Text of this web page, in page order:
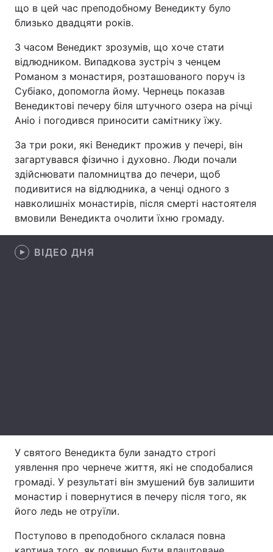
Україна Політика
Спорт Наука
Техно і зв'язок Лайт
Зброя Інциденти
Здоров'я Туризм
Цікавинки Погода
Екологія Регіони
Тема оформлення
що в цей час преподобному Венедикту було
близько двадцяти років.
З часом Венедикт зрозумів, що хоче стати
відлюдником. Випадкова зустріч з ченцем
Романом з монастиря, розташованого поруч із
Субіако, допомогла йому. Чернець показав
Венедиктові печеру біля штучного озера на річці
Аніо і погодився приносити самітнику їжу.
За три роки, які Венедикт прожив у печері, він
загартувався фізично і духовно. Люди почали
здійснювати паломництва до печери, щоб
подивитися на відлюдника, а ченці одного з
навколишніх монастирів, після смерті настоятеля
вмовили Венедикта очолити їхню громаду.
ВІДЕО ДНЯ
У святого Венедикта були занадто строгі
уявлення про чернече життя, які не сподобалися
громаді. У результаті він змушений був залишити
монастир і повернутися в печеру після того, як
його ледь не отруїли.
Поступово в преподобного склалася повна